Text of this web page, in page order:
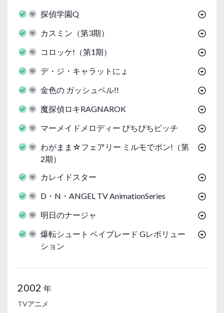
探偵学園Q
カスミン（第3期）
コロッケ!（第1期）
デ・ジ・キャラットにょ
金色の ガッシュベル!!
魔探偵ロキRAGNAROK
マーメイドメロディー ぴちぴちピッチ
わがまま☆フェアリー ミルモでポン!（第
2期）
カレイドスター
D・N・ANGEL TV AnimationSeries
明日のナージャ
爆転シュート ベイブレード Gレボリュー
ション
2002 年
TVアニメ